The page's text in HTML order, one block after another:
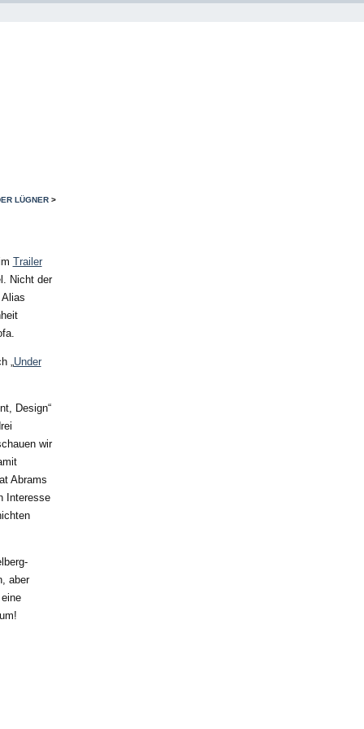
LÜGNER>
Trailer
Nicht der
Alias
„Under
Design“
wir
Abrams
Interesse
aber